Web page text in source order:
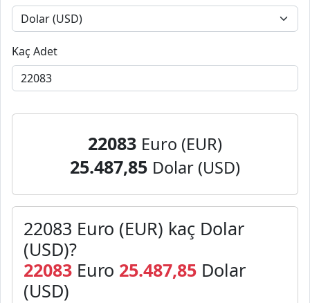
Kaç Adet
22083 Euro (EUR)
25.487,85 Dolar (USD)
22083 Euro (EUR) kaç Dolar
(USD)?
22083 Euro 25.487,85 Dolar
(USD)